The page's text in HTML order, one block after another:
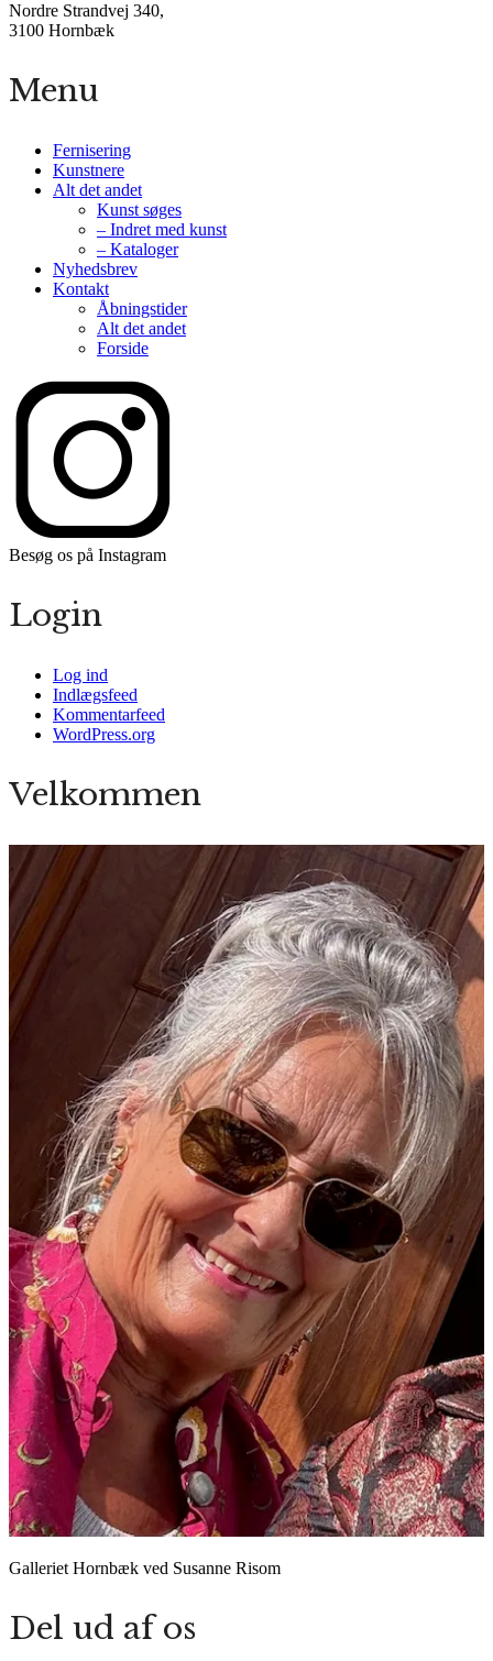
Nordre Strandvej 340,
3100 Hornbæk
Menu
Fernisering
Kunstnere
Alt det andet
Kunst søges
– Indret med kunst
– Kataloger
Nyhedsbrev
Kontakt
Åbningstider
Alt det andet
Forside
Besøg os på Instagram
Login
Log ind
Indlægsfeed
Kommentarfeed
WordPress.org
Velkommen
Galleriet Hornbæk ved Susanne Risom
Del ud af os